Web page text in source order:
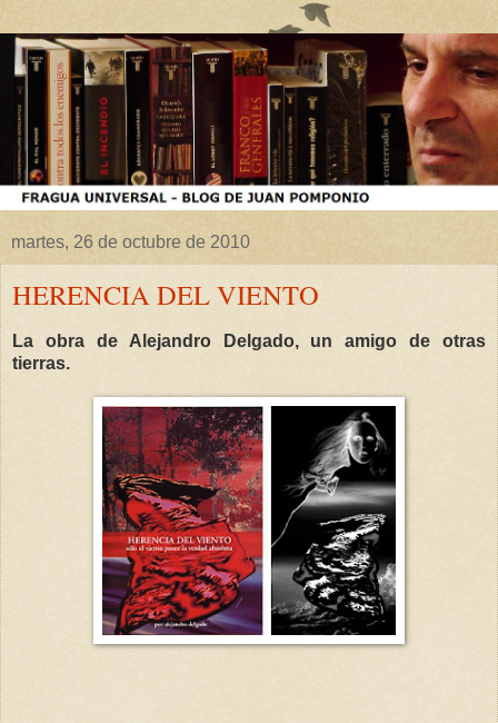
martes, 26 de octubre de 2010
HERENCIA DEL VIENTO
La obra de Alejandro Delgado, un amigo de otras
tierras.